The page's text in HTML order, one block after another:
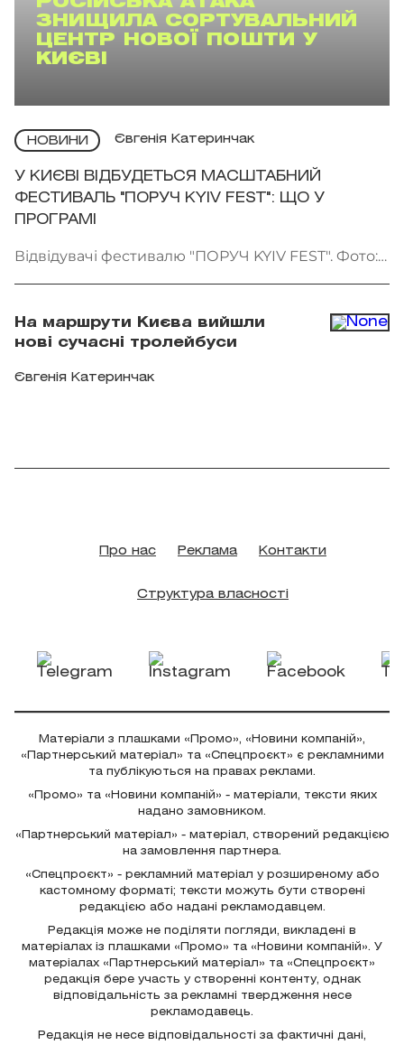
ЗНИЩИЛА СОРТУВАЛЬНИЙ
ЦЕНТР НОВОЇ ПОШТИ У
КИЄВІ
НОВИНИ Євгенія Катеринчак
У КИЄВІ ВІДБУДЕТЬСЯ МАСШТАБНИЙ
ФЕСТИВАЛЬ "ПОРУЧ KYIV FEST": ЩО У
ПРОГРАМІ
Відвідувачі фестивалю "ПОРУЧ KYIV FEST". Фото:
На маршрути Києва вийшли
нові сучасні тролейбуси
Євгенія Катеринчак
Про нас Реклама Контакти
Структура власності
Матеріали з плашками «Промо», «Новини компаній»,
«Партнерський матеріал» та «Спецпроєкт» є рекламними
та публікуються на правах реклами.
«Промо» та «Новини компаній» - матеріали, тексти яких
надано замовником.
«Партнерський матеріал» - матеріал, створений редакцією
на замовлення партнера.
«Спецпроєкт» - рекламний матеріал у розширеному або
кастомному форматі; тексти можуть бути створені
редакцією або надані рекламодавцем.
Редакція може не поділяти погляди, викладені в
матеріалах із плашками «Промо» та «Новини компаній». У
матеріалах «Партнерський матеріал» та «Спецпроєкт»
редакція бере участь у створенні контенту, однак
відповідальність за рекламні твердження несе
рекламодавець.
Редакція не несе відповідальності за фактичні дані,